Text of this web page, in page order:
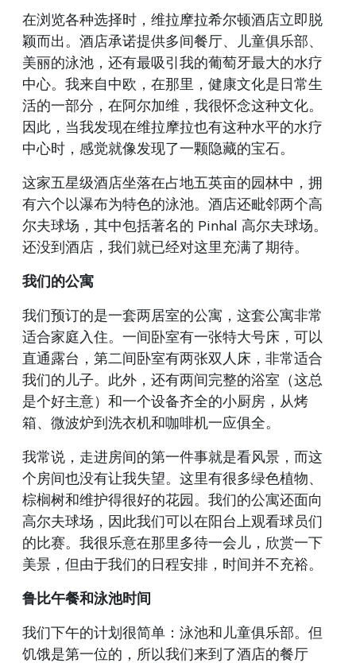
在浏览各种选择时，维拉摩拉希尔顿酒店立即脱
颖而出。酒店承诺提供多间餐厅、儿童俱乐部、
美丽的泳池，还有最吸引我的葡萄牙最大的水疗
中心。我来自中欧，在那里，健康文化是日常生
活的一部分，在阿尔加维，我很怀念这种文化。
因此，当我发现在维拉摩拉也有这种水平的水疗
中心时，感觉就像发现了一颗隐藏的宝石。
这家五星级酒店坐落在占地五英亩的园林中，拥
有六个以瀑布为特色的泳池。酒店还毗邻两个高
尔夫球场，其中包括著名的 Pinhal 高尔夫球场。
还没到酒店，我们就已经对这里充满了期待。
我们的公寓
我们预订的是一套两居室的公寓，这套公寓非常
适合家庭入住。一间卧室有一张特大号床，可以
直通露台，第二间卧室有两张双人床，非常适合
我们的儿子。此外，还有两间完整的浴室（这总
是个好主意）和一个设备齐全的小厨房，从烤
箱、微波炉到洗衣机和咖啡机一应俱全。
我常说，走进房间的第一件事就是看风景，而这
个房间也没有让我失望。这里有很多绿色植物、
棕榈树和维护得很好的花园。我们的公寓还面向
高尔夫球场，因此我们可以在阳台上观看球员们
的比赛。我很乐意在那里多待一会儿，欣赏一下
美景，但由于我们的日程安排，时间并不充裕。
鲁比午餐和泳池时间
我们下午的计划很简单：泳池和儿童俱乐部。但
饥饿是第一位的，所以我们来到了酒店的餐厅